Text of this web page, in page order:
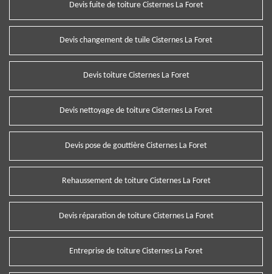
Devis fuite de toiture Cisternes La Foret
Devis changement de tuile Cisternes La Foret
Devis toiture Cisternes La Foret
Devis nettoyage de toiture Cisternes La Foret
Devis pose de gouttière Cisternes La Foret
Rehaussement de toiture Cisternes La Foret
Devis réparation de toiture Cisternes La Foret
Entreprise de toiture Cisternes La Foret